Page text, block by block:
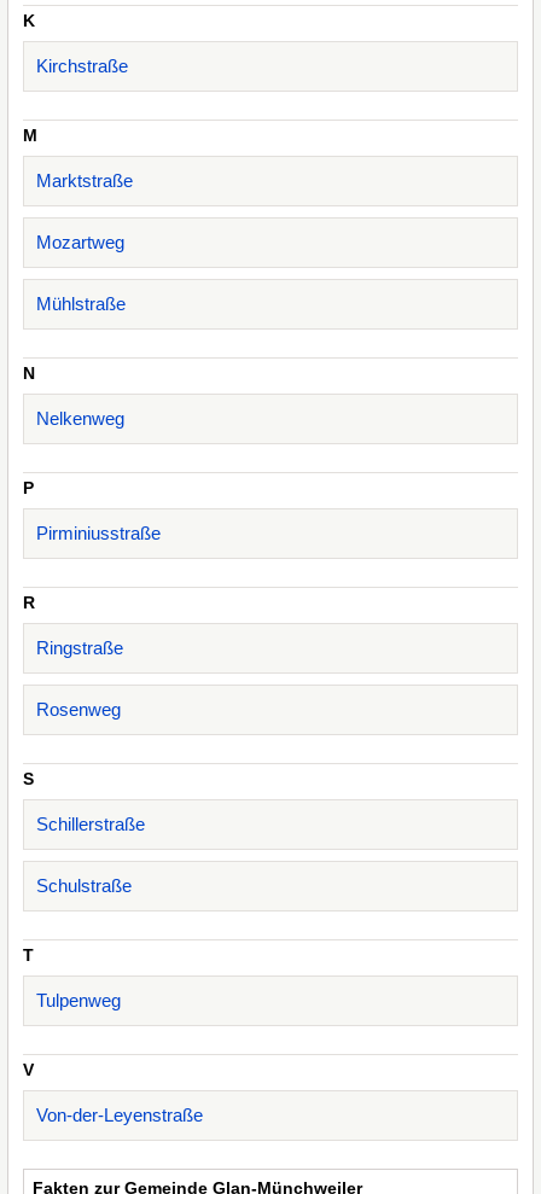
K
Kirchstraße
M
Marktstraße
Mozartweg
Mühlstraße
N
Nelkenweg
P
Pirminiusstraße
R
Ringstraße
Rosenweg
S
Schillerstraße
Schulstraße
T
Tulpenweg
V
Von-der-Leyenstraße
Fakten zur Gemeinde Glan-Münchweiler